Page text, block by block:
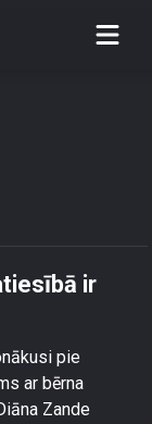
ir
pie
ar bērna
Zande